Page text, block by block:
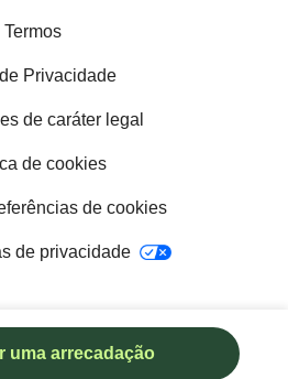
uma arrecadação
Termos
Privacidade
de caráter legal
de cookies
de cookies
de privacidade